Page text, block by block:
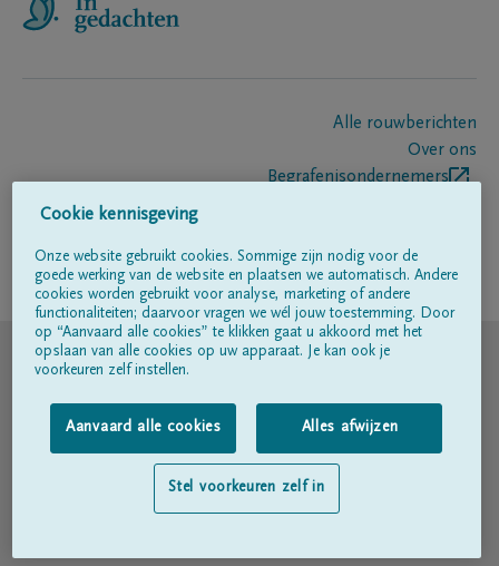
Alle rouwberichten
Over ons
Begrafenisondernemers
Volg ons op
© DELA
Gebruiksvoorwaarden
Privacyverklaring
Toegankelijkheidsverklaring
Cookie kennisgeving
Onze website gebruikt cookies. Sommige zijn nodig voor de
goede werking van de website en plaatsen we automatisch. Andere
cookies worden gebruikt voor analyse, marketing of andere
functionaliteiten; daarvoor vragen we wél jouw toestemming. Door
op “Aanvaard alle cookies” te klikken gaat u akkoord met het
opslaan van alle cookies op uw apparaat. Je kan ook je
voorkeuren zelf instellen.
Aanvaard alle cookies Alles afwijzen
Stel voorkeuren zelf in